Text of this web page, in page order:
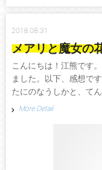
2018.08.31
メアリと魔女の
こんにちは！江熊です
ました。以下、感想で
たにのなうしかと、てん
More Detail